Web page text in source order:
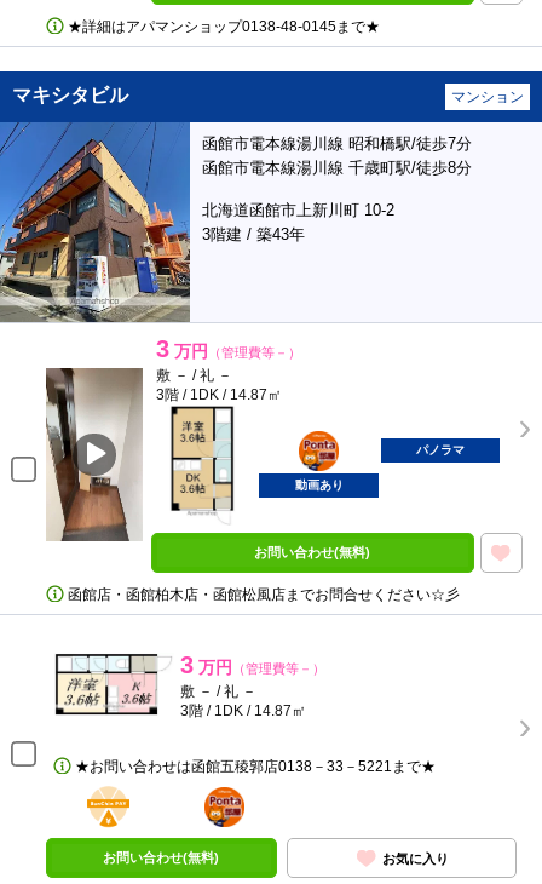
★詳細はアパマンショップ0138‐48‐0145まで★
マキシタビル マンション
函館市電本線湯川線 昭和橋駅/徒歩7分
函館市電本線湯川線 千歳町駅/徒歩8分
北海道函館市上新川町 10-2
3階建 / 築43年
3 万円 （管理費等－）
敷 － / 礼 －
3階 / 1DK / 14.87㎡
ポンタ
部屋
パノラマ
動画あり
お問い合わせ(無料)
函館店・函館柏木店・函館松風店までお問合せください☆彡
3 万円 （管理費等－）
敷 － / 礼 －
3階 / 1DK / 14.87㎡
★お問い合わせは函館五稜郭店0138－33－5221まで★
BunChinPAY
ポンタ
部屋
お問い合わせ(無料) お気に入り